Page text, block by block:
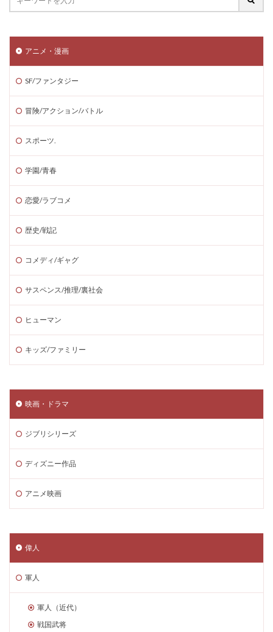
アニメ・漫画
SF/ファンタジー
冒険/アクション/バトル
スポーツ.
学園/青春
恋愛/ラブコメ
歴史/戦記
コメディ/ギャグ
サスペンス/推理/裏社会
ヒューマン
キッズ/ファミリー
映画・ドラマ
ジブリシリーズ
ディズニー作品
アニメ映画
偉人
軍人
軍人（近代）
戦国武将